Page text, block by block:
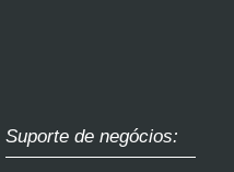
Suporte de negócios: